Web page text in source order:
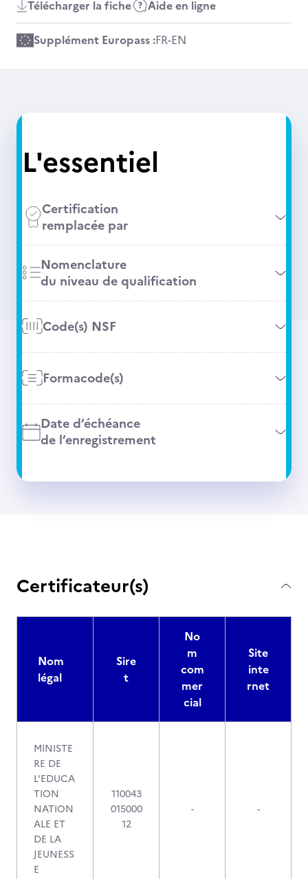
Télécharger la fiche Aide en ligne
Supplément Europass :FR-EN
L'essentiel
Certification
remplacée par
Nomenclature
du niveau de qualification
Code(s) NSF
Formacode(s)
Date d’échéance
de l’enregistrement
Certificateur(s)
Nom
légal
Sire
t
No
m
com
mer
cial
Site
inte
rnet
MINISTE
RE DE
L'EDUCA
TION
NATION
ALE ET
DE LA
JEUNESS
E
110043
015000
12
- -